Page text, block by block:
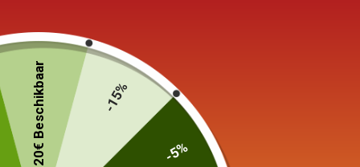
20€ Beschikbaar -15%
-5%